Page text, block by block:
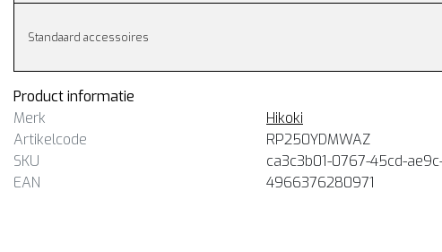
Standaard accessoires
Product informatie
Merk
Hikoki
Artikelcode
RP250YDMWAZ
SKU
ca3c3b01-0767-45cd-
EAN
4966376280971